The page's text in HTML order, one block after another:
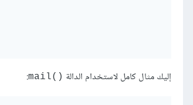
إليك مثال كامل لاستخدام الدالة mail()‎
: